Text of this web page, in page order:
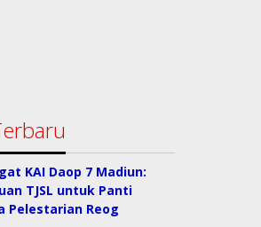
KAI Daop 7 Madiun:
TJSL untuk Panti
Pelestarian Reog